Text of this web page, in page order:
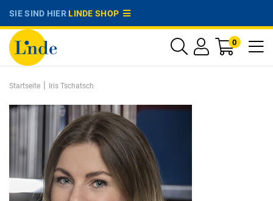
SIE SIND HIERLINDE SHOP
0
Startseite | Iris Tschatsch